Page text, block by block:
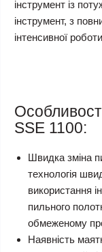
інструмент із
інструмент, з
інтенсивної
SSE 1100:
Швидка зміна
технологія
використання
пильного
обмеженому
Наявність